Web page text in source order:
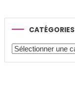
CATÉGORIES
Catégories